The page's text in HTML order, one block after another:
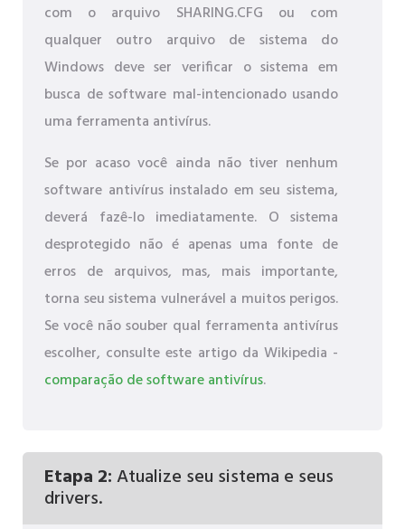
com o arquivo SHARING.CFG ou com
qualquer outro arquivo de sistema do
Windows deve ser verificar o sistema em
busca de software mal-intencionado usando
uma ferramenta antivírus.
Se por acaso você ainda não tiver nenhum
software antivírus instalado em seu sistema,
deverá fazê-lo imediatamente. O sistema
desprotegido não é apenas uma fonte de
erros de arquivos, mas, mais importante,
torna seu sistema vulnerável a muitos perigos.
Se você não souber qual ferramenta antivírus
escolher, consulte este artigo da Wikipedia -
comparação de software antivírus.
Etapa 2:Atualize seu sistema e seus
drivers.